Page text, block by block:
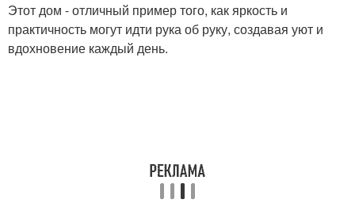
Этот дом - отличный пример того, как яркость и
практичность могут идти рука об руку, создавая уют и
вдохновение каждый день.